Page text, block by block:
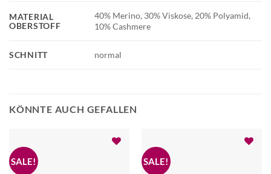
SCHNITT normal
MATERIAL
OBERSTOFF
40% Merino, 30% Viskose, 20% Polyamid,
10% Cashmere
KÖNNTE AUCH GEFALLEN